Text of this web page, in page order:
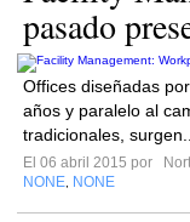
pasado
Offices diseñadas
años y paralelo al
tradicionales,
El 06 abril 2015 por
NONE NONE